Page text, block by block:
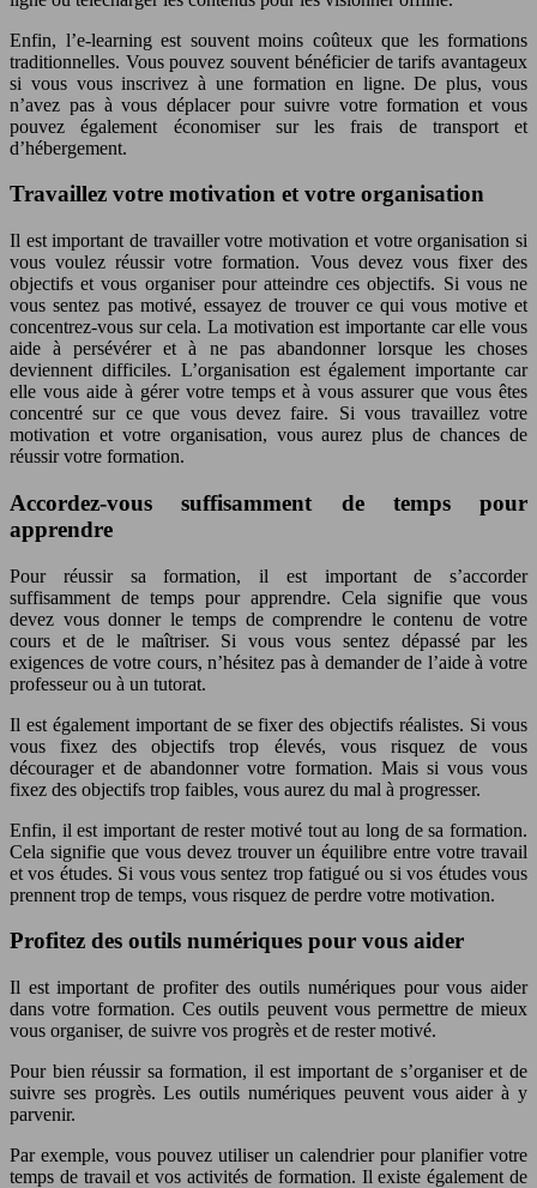
Enfin, l’e-learning est souvent moins coûteux que les formations
traditionnelles. Vous pouvez souvent bénéficier de tarifs avantageux
si vous vous inscrivez à une formation en ligne. De plus, vous
n’avez pas à vous déplacer pour suivre votre formation et vous
pouvez également économiser sur les frais de transport et
d’hébergement.
Travaillez votre motivation et votre organisation
Il est important de travailler votre motivation et votre organisation si
vous voulez réussir votre formation. Vous devez vous fixer des
objectifs et vous organiser pour atteindre ces objectifs. Si vous ne
vous sentez pas motivé, essayez de trouver ce qui vous motive et
concentrez-vous sur cela. La motivation est importante car elle vous
aide à persévérer et à ne pas abandonner lorsque les choses
deviennent difficiles. L’organisation est également importante car
elle vous aide à gérer votre temps et à vous assurer que vous êtes
concentré sur ce que vous devez faire. Si vous travaillez votre
motivation et votre organisation, vous aurez plus de chances de
réussir votre formation.
Accordez-vous suffisamment de temps pour
apprendre
Pour réussir sa formation, il est important de s’accorder
suffisamment de temps pour apprendre. Cela signifie que vous
devez vous donner le temps de comprendre le contenu de votre
cours et de le maîtriser. Si vous vous sentez dépassé par les
exigences de votre cours, n’hésitez pas à demander de l’aide à votre
professeur ou à un tutorat.
Il est également important de se fixer des objectifs réalistes. Si vous
vous fixez des objectifs trop élevés, vous risquez de vous
décourager et de abandonner votre formation. Mais si vous vous
fixez des objectifs trop faibles, vous aurez du mal à progresser.
Enfin, il est important de rester motivé tout au long de sa formation.
Cela signifie que vous devez trouver un équilibre entre votre travail
et vos études. Si vous vous sentez trop fatigué ou si vos études vous
prennent trop de temps, vous risquez de perdre votre motivation.
Profitez des outils numériques pour vous aider
Il est important de profiter des outils numériques pour vous aider
dans votre formation. Ces outils peuvent vous permettre de mieux
vous organiser, de suivre vos progrès et de rester motivé.
Pour bien réussir sa formation, il est important de s’organiser et de
suivre ses progrès. Les outils numériques peuvent vous aider à y
parvenir.
Par exemple, vous pouvez utiliser un calendrier pour planifier votre
temps de travail et vos activités de formation. Il existe également de